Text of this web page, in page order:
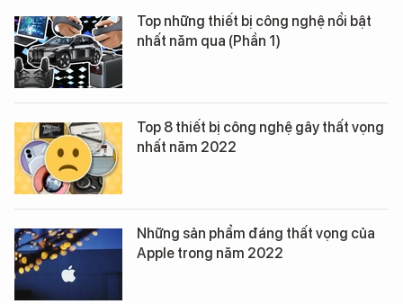
Top những thiết bị công nghệ nổi bật
nhất năm qua (Phần 1)
Top 8 thiết bị công nghệ gây thất vọng
nhất năm 2022
Những sản phẩm đáng thất vọng của
Apple trong năm 2022